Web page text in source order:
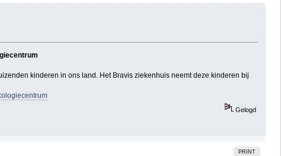
kinderen in ons land. Het Bravis ziekenhuis neemt deze kinderen bij
Gelogd
PRINT